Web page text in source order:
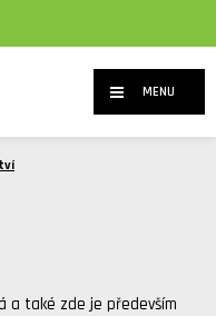
MENU
a také zde je především